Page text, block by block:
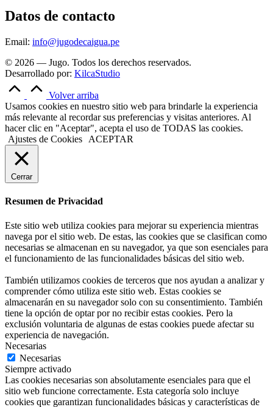
Datos de contacto
Email: info@jugodecaigua.pe
© 2026 — Jugo. Todos los derechos reservados.
Desarrollado por: KilcaStudio
Volver arriba
Usamos cookies en nuestro sitio web para brindarle la experiencia
más relevante al recordar sus preferencias y visitas anteriores. Al
hacer clic en "Aceptar", acepta el uso de TODAS las cookies.
Ajustes de Cookies
ACEPTAR
Cerrar
Resumen de Privacidad
Este sitio web utiliza cookies para mejorar su experiencia mientras
navega por el sitio web. De estas, las cookies que se clasifican como
necesarias se almacenan en su navegador, ya que son esenciales para
el funcionamiento de las funcionalidades básicas del sitio web.
También utilizamos cookies de terceros que nos ayudan a analizar y
comprender cómo utiliza este sitio web. Estas cookies se
almacenarán en su navegador solo con su consentimiento. También
tiene la opción de optar por no recibir estas cookies. Pero la
exclusión voluntaria de algunas de estas cookies puede afectar su
experiencia de navegación.
Necesarias
Necesarias
Siempre activado
Las cookies necesarias son absolutamente esenciales para que el
sitio web funcione correctamente. Esta categoría solo incluye
cookies que garantizan funcionalidades básicas y características de